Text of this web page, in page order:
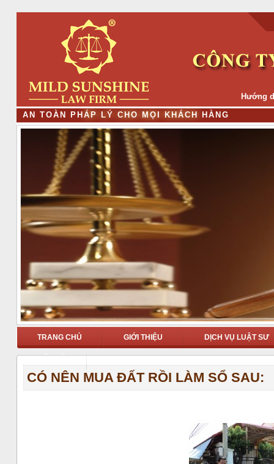
Hướng
A N TOÀ N P H Á P LÝ C H O M Ọ K H ÁC H H À N G
TRANG CHỦ GIỚI THIỆU DỊCH VỤ LUẬT SƯ
CÓ NÊN MUA ĐẤT RỒI LÀM SỔ SAU: